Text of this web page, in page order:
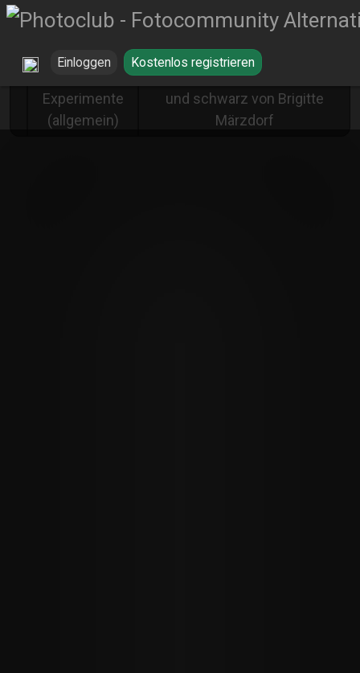
Einloggen Kostenlos registrieren
Experimente
(allgemein)
gelb inmitten von grau
und schwarz von Brigitte
Märzdorf